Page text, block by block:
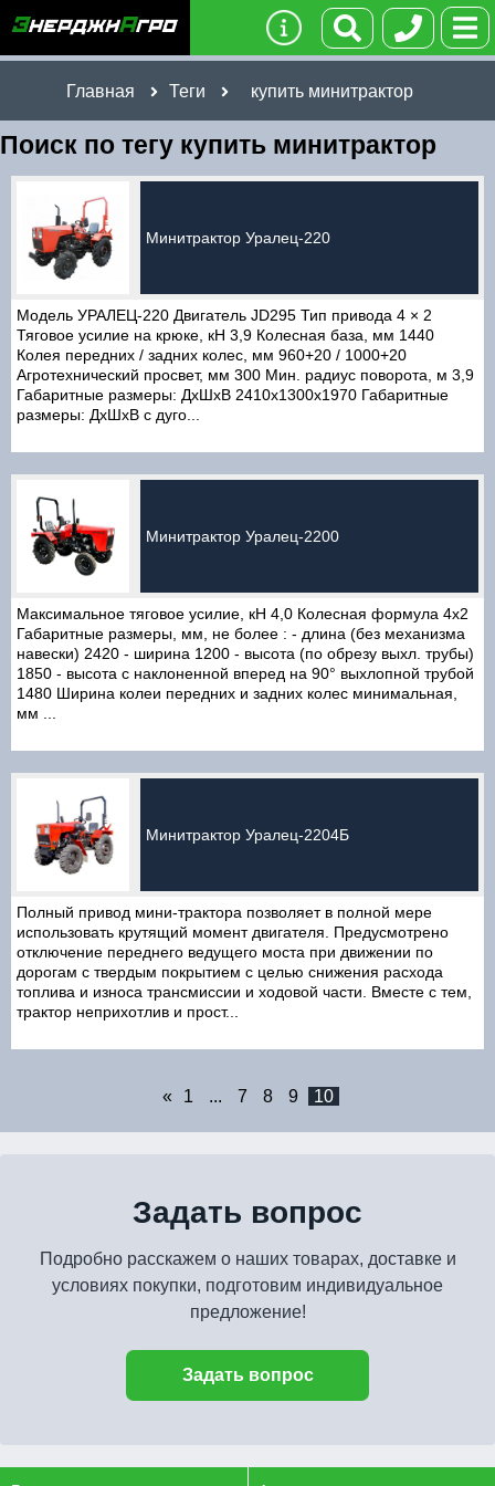
Главная Теги купить минитрактор
Поиск по тегу купить минитрактор
Минитрактор Уралец-220
Модель УРАЛЕЦ-220 Двигатель JD295 Тип привода 4 × 2
Тяговое усилие на крюке, кН 3,9 Колесная база, мм 1440
Колея передних / задних колес, мм 960+20 / 1000+20
Агротехнический просвет, мм 300 Мин. радиус поворота, м 3,9
Габаритные размеры: ДxШxВ 2410x1300x1970 Габаритные
размеры: ДxШxВ с дуго...
Минитрактор Уралец-2200
Максимальное тяговое усилие, кН 4,0 Колесная формула 4x2
Габаритные размеры, мм, не более : - длина (без механизма
навески) 2420 - ширина 1200 - высота (по обрезу выхл. трубы)
1850 - высота с наклоненной вперед на 90° выхлопной трубой
1480 Ширина колеи передних и задних колес минимальная,
мм ...
Минитрактор Уралец-2204Б
Полный привод мини-трактора позволяет в полной мере
использовать крутящий момент двигателя. Предусмотрено
отключение переднего ведущего моста при движении по
дорогам с твердым покрытием с целью снижения расхода
топлива и износа трансмиссии и ходовой части. Вместе с тем,
трактор неприхотлив и прост...
« 1 ... 7 8 9 10
Задать вопрос
Подробно расскажем о наших товарах, доставке и
условиях покупки, подготовим индивидуальное
предложение!
Задать вопрос